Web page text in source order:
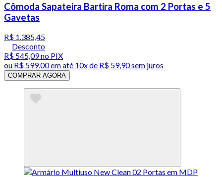
Cômoda Sapateira Bartira Roma com 2 Portas e 5
Gavetas
R$ 1.385,45
Desconto
R$ 545,09no PIX
ou R$ 599,00em até 10x de R$ 59,90 sem juros
COMPRAR AGORA